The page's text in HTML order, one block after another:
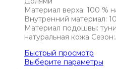
Материал верха: 100 %
Внутренний материал:
Материал подошвы:
натуральная кожа
Быстрый просмотр
Выберите параметры